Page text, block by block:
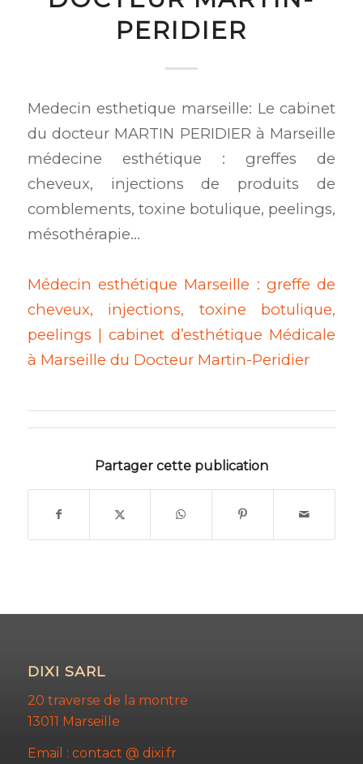
PERIDIER
Medecin esthetique marseille: Le cabinet
du docteur MARTIN PERIDIER à Marseille
médecine esthétique : greffes de
cheveux, injections de produits de
comblements, toxine botulique, peelings,
mésothérapie…
Médecin esthétique Marseille : greffe de
cheveux, injections, toxine botulique,
peelings | cabinet d’esthétique Médicale
à Marseille du Docteur Martin-Peridier
Partager cette publication
DIXI SARL
20 traverse de la montre
13011 Marseille
Email : contact @ dixi.fr